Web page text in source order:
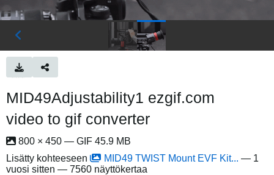
MID49Adjustability1 ezgif.com
video to gif converter
800 × 450 — GIF 45.9 MB
Lisätty kohteeseen
MID49 TWIST Mount EVF Kit... — 1
vuosi sitten — 7560 näyttökertaa